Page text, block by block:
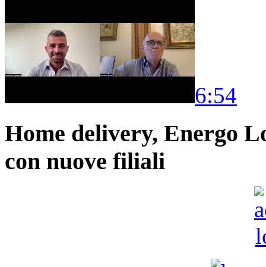
6:54
Home delivery, Energo
con nuove filiali